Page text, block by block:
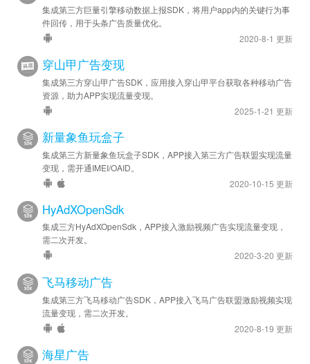
集成第三方巨量引擎移动数据上报SDK，将用户app内的关键行为事
件回传，用于头条广告质量优化。
2020-8-1 更新
穿山甲广告变现
集成第三方穿山甲广告SDK，应用接入穿山甲平台获取各种移动广告
资源，助力APP实现流量变现。
2025-1-21 更新
新量象鱼玩盒子
集成第三方新量象鱼玩盒子SDK，APP接入第三方广告联盟实现流量
变现，需开通IMEI/OAID。
2020-10-15 更新
HyAdXOpenSdk
集成三方HyAdXOpenSdk，APP接入激励视频广告实现流量变现，
需二次开发。
2020-3-20 更新
飞马移动广告
集成第三方飞马移动广告SDK，APP接入飞马广告联盟激励视频实现
流量变现，需二次开发。
2020-8-19 更新
海星广告